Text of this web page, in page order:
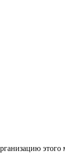
этого